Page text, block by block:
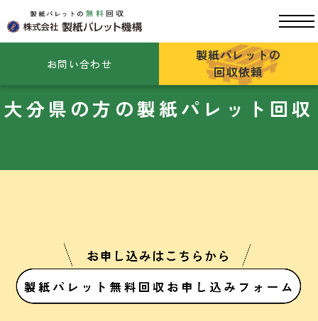
お問い合わせ
製紙パレットの
回収依頼
大分県の方の製紙パレット回収